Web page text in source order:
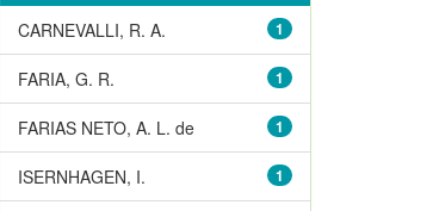
1
CARNEVALLI, R. A.
1
FARIA, G. R.
1
FARIAS NETO, A. L. de
1
ISERNHAGEN, I.